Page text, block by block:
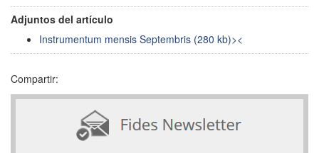
Adjuntos del artículo
Instrumentum mensis Septembris (280 kb)><
Compartir: